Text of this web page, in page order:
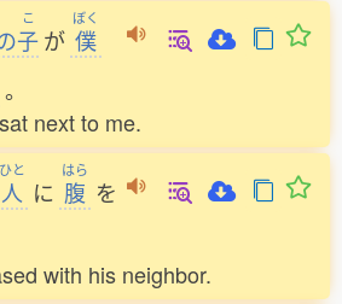
こ
子が
ぼく
僕
。
next to me.
ひと
人 に
はら
腹 を
with his neighbor.